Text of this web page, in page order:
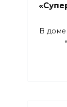
В доме